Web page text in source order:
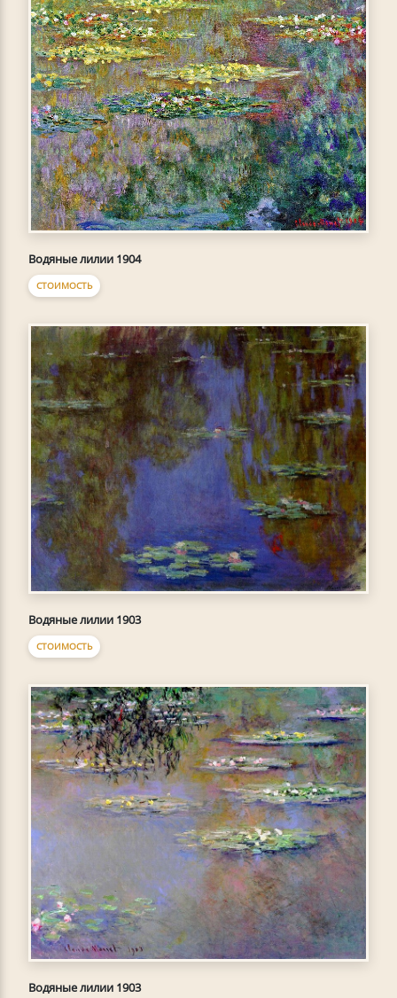
Водяные лилии 1904
СТОИМОСТЬ
Водяные лилии 1903
СТОИМОСТЬ
Водяные лилии 1903